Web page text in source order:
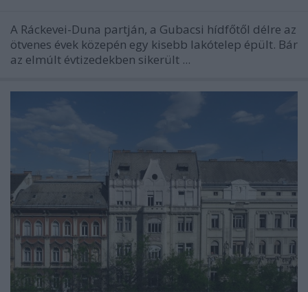
A Ráckevei-Duna partján, a Gubacsi hídfőtől délre az
ötvenes évek közepén egy kisebb lakótelep épült. Bár
az elmúlt évtizedekben sikerült ...